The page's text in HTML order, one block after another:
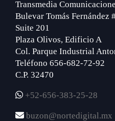
Transmedia
Bulevar Tomás Fernández
Suite 201
Plaza Olivos, Edificio A
Col. Parque Industrial
Teléfono 656-682-72-92
C.P. 32470
+52-656-383-25-28
buzon@nortedigital.mx